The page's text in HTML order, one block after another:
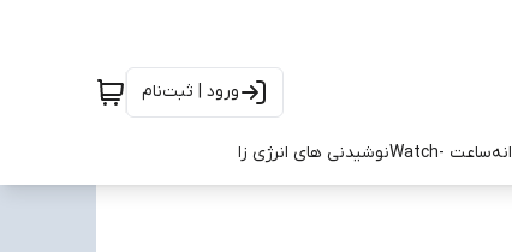
ورود | ثبت‌نام
ساعت -Watch نوشیدنی های انرژی زا